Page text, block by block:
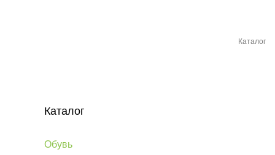
Каталог
Каталог
Обувь